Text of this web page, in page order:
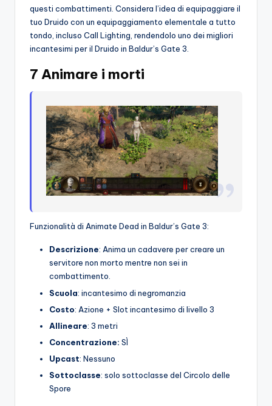
questi combattimenti. Considera l’idea di equipaggiare il
tuo Druido con un equipaggiamento elementale a tutto
tondo, incluso Call Lighting, rendendolo uno dei migliori
incantesimi per il Druido in Baldur’s Gate 3.
7 Animare i morti
Funzionalità di Animate Dead in Baldur’s Gate 3:
Descrizione: Anima un cadavere per creare un
servitore non morto mentre non sei in
combattimento.
Scuola: incantesimo di negromanzia
Costo: Azione + Slot incantesimo di livello 3
Allineare: 3 metri
Concentrazione: SÌ
Upcast: Nessuno
Sottoclasse: solo sottoclasse del Circolo delle
Spore